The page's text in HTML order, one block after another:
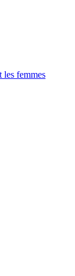
les femmes